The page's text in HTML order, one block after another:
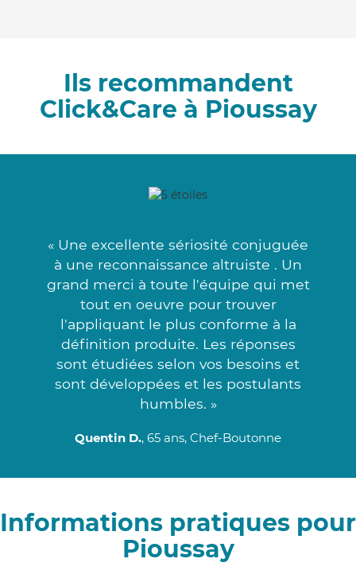
Ils recommandent
Click&Care à Pioussay
« Une excellente sériosité conjuguée
à une reconnaissance altruiste . Un
grand merci à toute l'équipe qui met
tout en oeuvre pour trouver
l'appliquant le plus conforme à la
définition produite. Les réponses
sont étudiées selon vos besoins et
sont développées et les postulants
humbles. »
Quentin D., 65 ans, Chef-Boutonne
Informations pratiques pour
Pioussay